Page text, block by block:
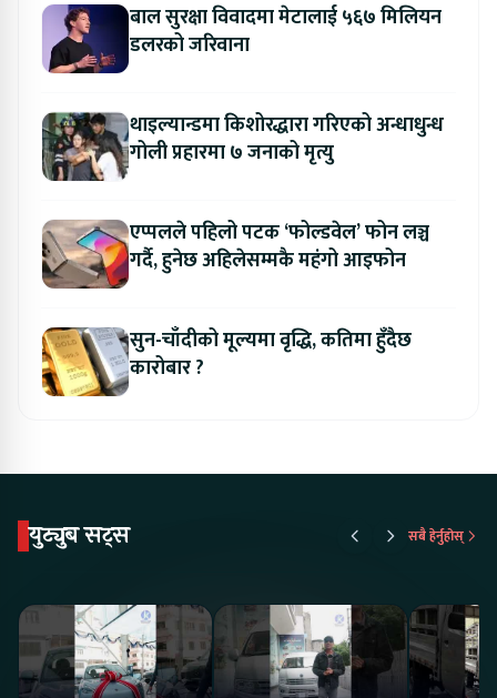
बाल सुरक्षा विवादमा मेटालाई ५६७ मिलियन
डलरको जरिवाना
थाइल्यान्डमा किशोरद्धारा गरिएको अन्धाधुन्ध
गोली प्रहारमा ७ जनाको मृत्यु
एप्पलले पहिलो पटक ‘फोल्डवेल’ फोन लञ्च
गर्दै, हुनेछ अहिलेसम्मकै महंगो आइफोन
सुन-चाँदीको मूल्यमा वृद्धि, कतिमा हुँदैछ
कारोबार ?
युट्युब सट्स सबै हेर्नुहोस्